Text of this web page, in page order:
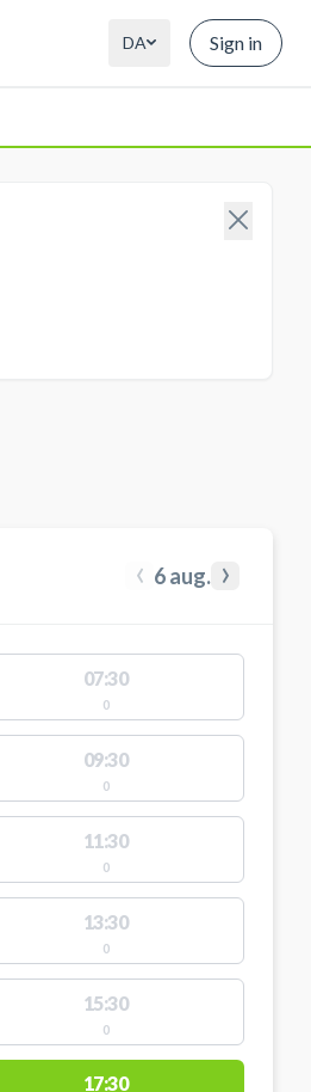
DA Sign in
‹ 6 aug. ›
07:30
0
09:30
0
11:30
0
13:30
0
15:30
0
17:30